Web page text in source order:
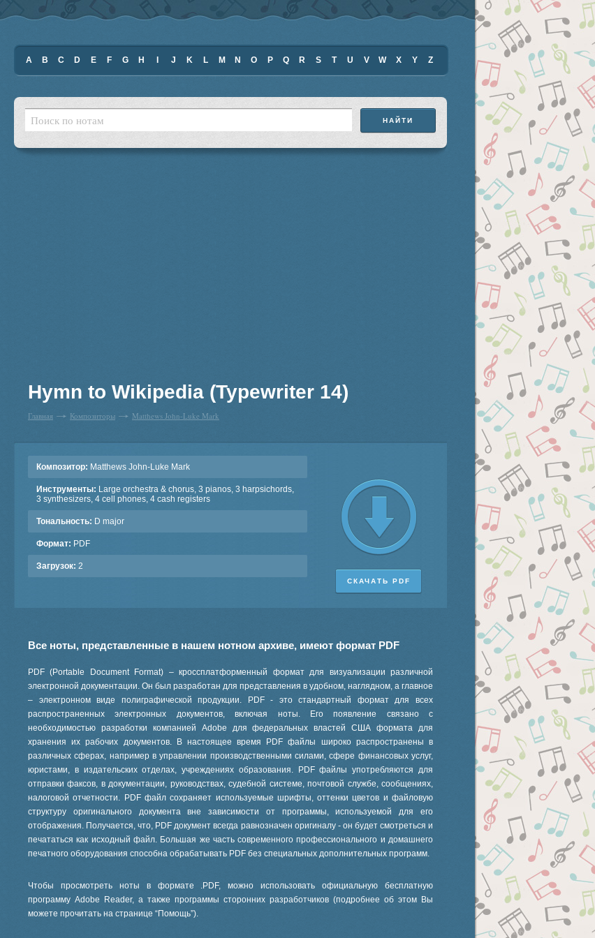
A B C D E F G H J K L M N O P Q R S T U V W X Y Z
Hymn to Wikipedia (Typewriter 14)
Главная Композиторы Matthews John-Luke Mark
Композитор: Matthews John-Luke Mark
Инструменты: Large orchestra & chorus, 3 pianos, 3 harpsichords,
3 synthesizers, 4 cell phones, 4 cash registers
Тональность: D major
Формат: PDF
Загрузок: 2
СКАЧАТЬ PDF
Все ноты, представленные в нашем нотном архиве, имеют формат PDF
PDF (Portable Document Format) – кроссплатформенный формат для визуализации различной
электронной документации. Он был разработан для представления в удобном, наглядном, а главное
– электронном виде полиграфической продукции. PDF - это стандартный формат для всех
распространенных электронных документов, включая ноты. Его появление связано с
необходимостью разработки компанией Adobe для федеральных властей США формата для
хранения их рабочих документов. В настоящее время PDF файлы широко распространены в
различных сферах, например в управлении производственными силами, сфере финансовых услуг,
юристами, в издательских отделах, учреждениях образования. PDF файлы употребляются для
отправки факсов, в документации, руководствах, судебной системе, почтовой службе, сообщениях,
налоговой отчетности. PDF файл сохраняет используемые шрифты, оттенки цветов и файловую
структуру оригинального документа вне зависимости от программы, используемой для его
отображения. Получается, что, PDF документ всегда равнозначен оригиналу - он будет смотреться и
печататься как исходный файл. Большая же часть современного профессионального и домашнего
печатного оборудования способна обрабатывать PDF без специальных дополнительных программ.
Чтобы просмотреть ноты в формате .PDF, можно использовать официальную бесплатную
программу Adobe Reader, а также программы сторонних разработчиков (подробнее об этом Вы
можете прочитать на странице “Помощь”).